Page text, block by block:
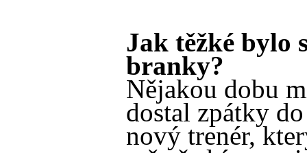
Jak těžké bylo
branky?
Nějakou dobu
dostal zpátky
nový trenér,